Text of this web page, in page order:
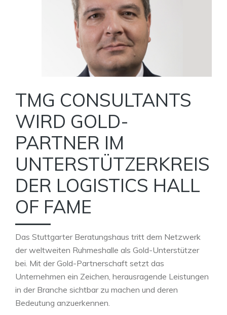
TMG CONSULTANTS
WIRD GOLD-
PARTNER IM
UNTERSTÜTZERKREIS
DER LOGISTICS HALL
OF FAME
Das Stuttgarter Beratungshaus tritt dem Netzwerk
der weltweiten Ruhmeshalle als Gold-Unterstützer
bei. Mit der Gold-Partnerschaft setzt das
Unternehmen ein Zeichen, herausragende Leistungen
in der Branche sichtbar zu machen und deren
Bedeutung anzuerkennen.